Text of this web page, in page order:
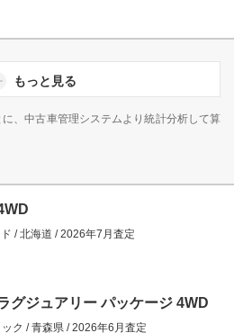
もっと見る
、中古車管理システムより統計分析して算
/北海道 /2026年7月査定
グジュアリー パッケージ 4WD
ク /青森県 /2026年6月査定